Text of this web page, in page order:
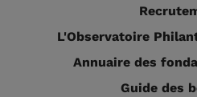
L'Observatoire
Annuaire des
Guide des